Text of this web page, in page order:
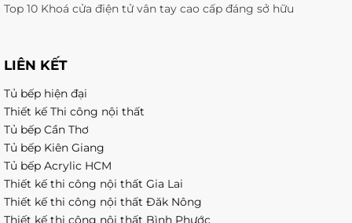
Top 10 Khoá cửa điện tử vân tay cao cấp đáng sở hữu
LIÊN KẾT
Tủ bếp hiện đại
Thiết kế Thi công nội thất
Tủ bếp Cần Thơ
Tủ bếp Kiên Giang
Tủ bếp Acrylic HCM
Thiết kế thi công nội thất Gia Lai
Thiết kế thi công nội thất Đăk Nông
Thiết kế thi công nội thất Bình Phước